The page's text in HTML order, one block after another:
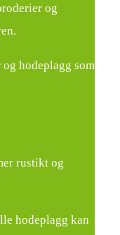
og
hodeplagg som
rustikt og
hodeplagg kan